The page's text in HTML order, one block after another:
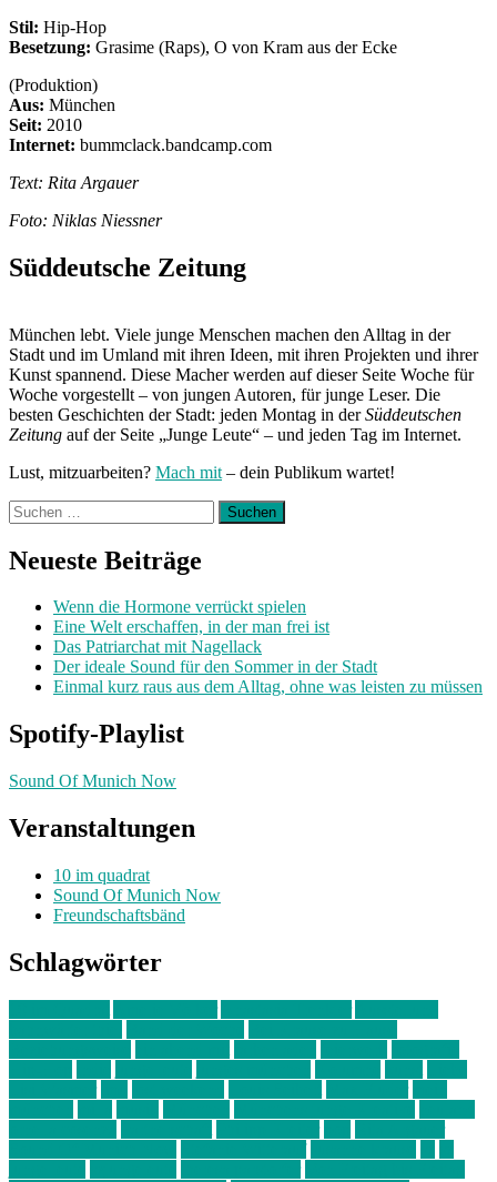
Stil: Hip-Hop
Besetzung: Grasime (Raps), O von Kram aus der Ecke
(Produktion)
Aus: München
Seit: 2010
Internet: bummclack.bandcamp.com
Text: Rita Argauer
Foto: Niklas Niessner
Süddeutsche Zeitung
München lebt. Viele junge Menschen machen den Alltag in der
Stadt und im Umland mit ihren Ideen, mit ihren Projekten und ihrer
Kunst spannend. Diese Macher werden auf dieser Seite Woche für
Woche vorgestellt – von jungen Autoren, für junge Leser. Die
besten Geschichten der Stadt: jeden Montag in derSüddeutschen
Zeitung auf der Seite „Junge Leute“ – und jeden Tag im Internet.
Lust, mitzuarbeiten? Mach mit – dein Publikum wartet!
Suchen
nach:
Neueste Beiträge
Wenn die Hormone verrückt spielen
Eine Welt erschaffen, in der man frei ist
Das Patriarchat mit Nagellack
Der ideale Sound für den Sommer in der Stadt
Einmal kurz raus aus dem Alltag, ohne was leisten zu müssen
Spotify-Playlist
Sound Of Munich Now
Veranstaltungen
10 im quadrat
Sound Of Munich Now
Freundschaftsbänd
Schlagwörter